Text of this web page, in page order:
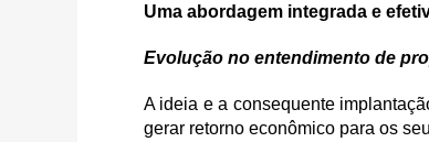
Uma abordagem integrada e
Evolução no entendimento de
A ideia e a consequente
gerar retorno econômico para os